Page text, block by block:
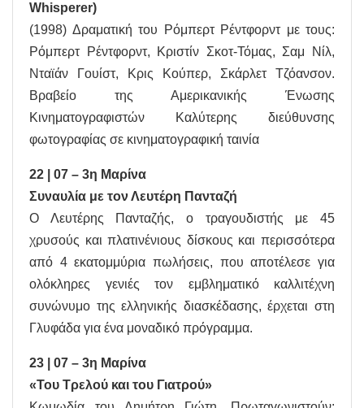
Whisperer)
(1998) Δραματική του Ρόμπερτ Ρέντφορντ με τους:
Ρόμπερτ Ρέντφορντ, Κριστίν Σκοτ-Τόμας, Σαμ Νίλ,
Νταϊάν Γουίστ, Κρις Κούπερ, Σκάρλετ Τζόανσον.
Βραβείο της Αμερικανικής Ένωσης
Κινηματογραφιστών Καλύτερης διεύθυνσης
φωτογραφίας σε κινηματογραφική ταινία
22 | 07 – 3η Μαρίνα
Συναυλία με τον Λευτέρη Πανταζή
Ο Λευτέρης Πανταζής, ο τραγουδιστής με 45
χρυσούς και πλατινένιους δίσκους και περισσότερα
από 4 εκατομμύρια πωλήσεις, που αποτέλεσε για
ολόκληρες γενιές τον εμβληματικό καλλιτέχνη
συνώνυμο της ελληνικής διασκέδασης, έρχεται στη
Γλυφάδα για ένα μοναδικό πρόγραμμα.
23 | 07 – 3η Μαρίνα
«Του Τρελού και του Γιατρού»